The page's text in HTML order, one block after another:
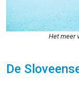
Het meer
De